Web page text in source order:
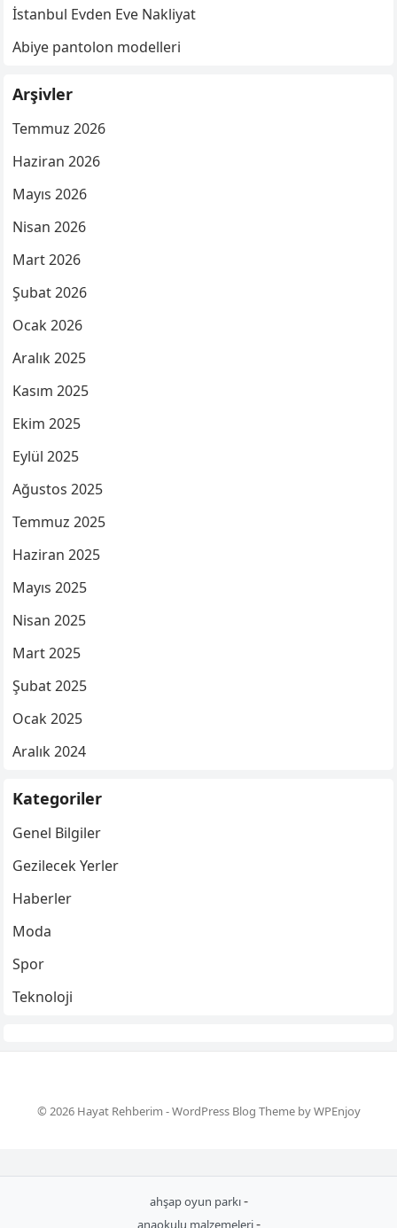
İstanbul Evden Eve Nakliyat
Abiye pantolon modelleri
Arşivler
Temmuz 2026
Haziran 2026
Mayıs 2026
Nisan 2026
Mart 2026
Şubat 2026
Ocak 2026
Aralık 2025
Kasım 2025
Ekim 2025
Eylül 2025
Ağustos 2025
Temmuz 2025
Haziran 2025
Mayıs 2025
Nisan 2025
Mart 2025
Şubat 2025
Ocak 2025
Aralık 2024
Kategoriler
Genel Bilgiler
Gezilecek Yerler
Haberler
Moda
Spor
Teknoloji
© 2026 Hayat Rehberim -WordPress Blog ThemebyWPEnjoy
ahşap oyun parkı-
-